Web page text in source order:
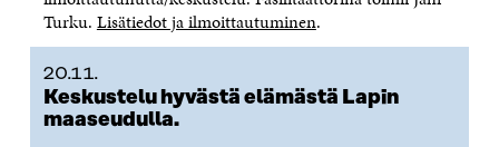
Turku. Lisätiedot ja ilmoittautuminen.
20.11.
Keskustelu hyvästä elämästä Lapin
maaseudulla.